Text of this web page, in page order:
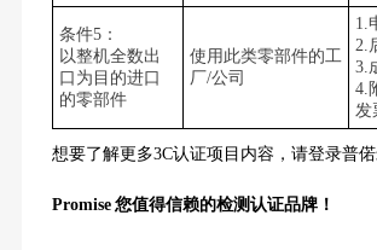
条件5 ：
以整机全数出
口为目的进口
的零部件
使用此类零部件的工
厂/公司
1.
2.
3.
4.
发
想要了解更多3C认证项目内容，请登录普偌
Promise 您值得信赖的检测认证品牌！